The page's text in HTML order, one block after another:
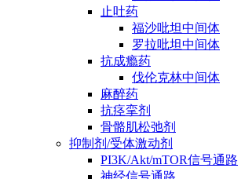
止吐药
福沙吡坦中间体
罗拉吡坦中间体
抗成瘾药
伐伦克林中间体
麻醉药
抗痉挛剂
骨骼肌松弛剂
抑制剂/受体激动剂
PI3K/Akt/mTOR信号通路